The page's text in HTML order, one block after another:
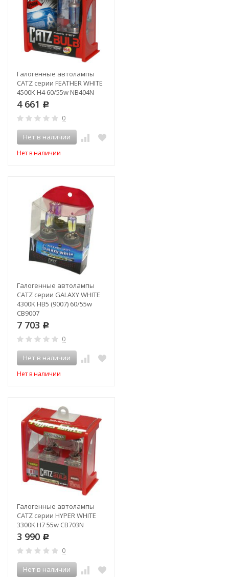
Галогенные автолампы
CATZ серии FEATHER WHITE
4500K H4 60/55w NB404N
4 661 Р
0
Нет в наличии
Нет в наличии
Галогенные автолампы
CATZ серии GALAXY WHITE
4300K HB5 (9007) 60/55w
CB9007
7 703 Р
0
Нет в наличии
Нет в наличии
Галогенные автолампы
CATZ серии HYPER WHITE
3300K H7 55w CB703N
3 990 Р
0
Нет в наличии